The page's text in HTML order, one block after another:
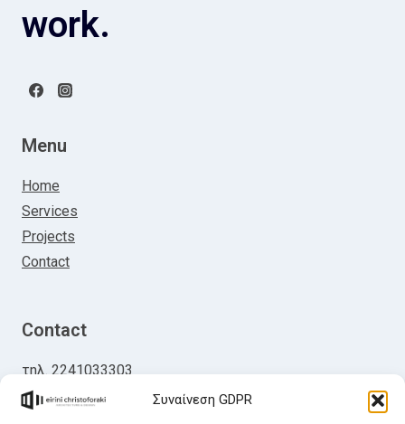
Συναίνεση GDPR
work.
Menu
Home
Services
Projects
Contact
Contact
τηλ. 2241033303
κιν. 6947065441